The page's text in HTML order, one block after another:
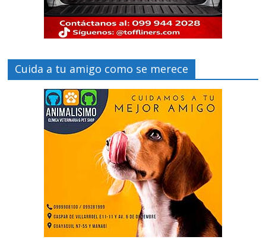
Cuida a tu amigo como se merece